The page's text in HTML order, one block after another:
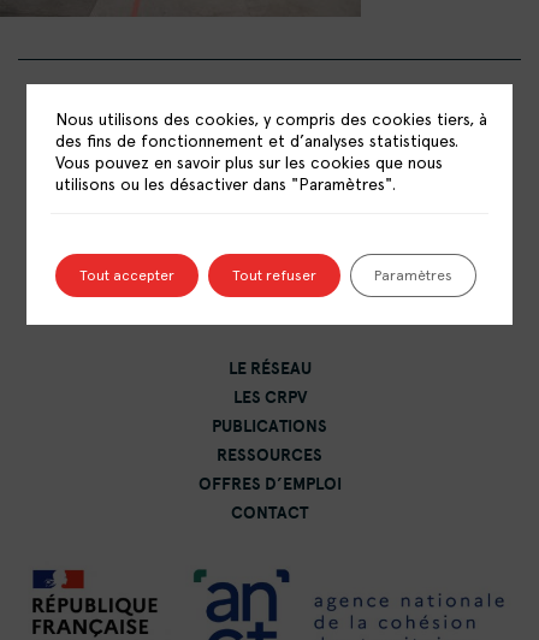
15 rue Catulienne
93200 Saint-Denis
LE RÉSEAU
LES CRPV
PUBLICATIONS
RESSOURCES
OFFRES D’EMPLOI
CONTACT
Nous utilisons des cookies, y compris des cookies tiers, à
des fins de fonctionnement et d’analyses statistiques.
Vous pouvez en savoir plus sur les cookies que nous
utilisons ou les désactiver dans "Paramètres".
Tout accepter Tout refuser Paramètres